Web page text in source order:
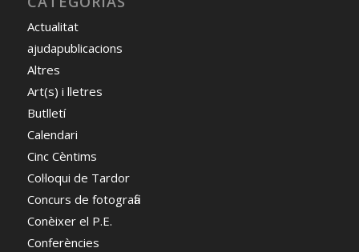
Actualitat
ajudapublicacions
Altres
Art(s) i lletres
Butlletí
Calendari
Cinc Cèntims
Col·loqui de Tardor
Concurs de fotografia
Conèixer el P.E.
Conferències